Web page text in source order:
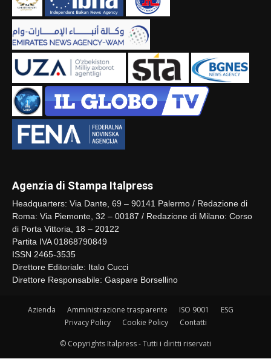
Agenzia di Stampa Italpress
Headquarters: Via Dante, 69 – 90141 Palermo / Redazione di
Roma: Via Piemonte, 32 – 00187 / Redazione di Milano: Corso
di Porta Vittoria, 18 – 20122
Partita IVA 01868790849
ISSN 2465-3535
Direttore Editoriale: Italo Cucci
Direttore Responsabile: Gaspare Borsellino
Azienda Amministrazione trasparente ISO 9001
ESG
Privacy Policy
Cookie Policy Contatti
© Copyrights Italpress - Tutti i diritti riservati